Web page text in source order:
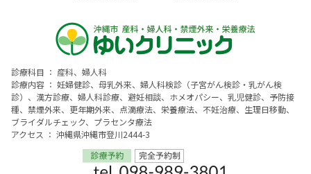
診療科目 ： 産科、婦人科
診療内容 ： 妊婦健診、母乳外来、婦人科検診（子宮がん検診・乳がん検
診）、漢方診療、婦人科診療、避妊相談、ホメオパシー、乳児健診、予防接
種、禁煙外来、更年期外来、点滴療法、栄養療法、不妊治療、生理日移動、
ブライダルチェック、プラセンタ療法
アクセス ： 沖縄県沖縄市登川2444-3